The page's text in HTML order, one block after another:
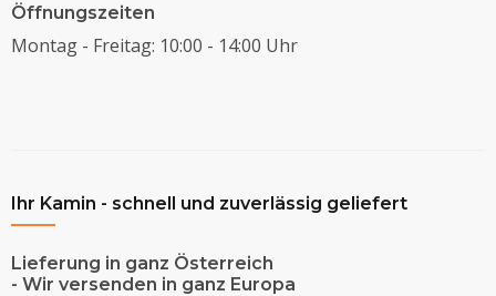
Öffnungszeiten
Montag - Freitag: 10:00 - 14:00 Uhr
Ihr Kamin - schnell und zuverlässig geliefert
Lieferung in ganz Österreich
- Wir versenden in ganz Europa